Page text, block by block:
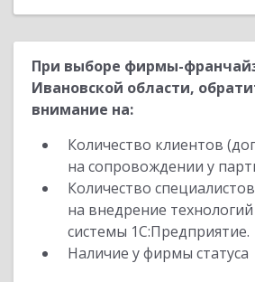
При выборе фирмы-
Ивановской области,
внимание на:
Количество клиентов
на сопровождении у
Количество
на внедрение
системы 1С:Предприятие.
Наличие у фирмы статуса